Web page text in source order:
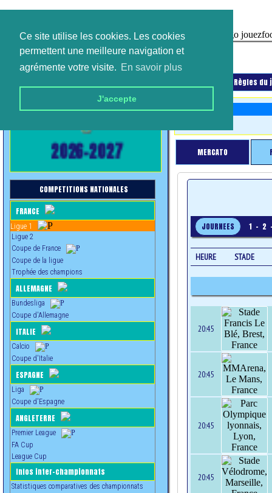
Ce site utilise les cookies. Les cookies
permettent une meilleure navigation et
agrémente votre visite. En savoir plus
J'accepte
Règles du
2026-2027
COMPETITIONS NATIONALES
FRANCE
Ligue 1
Ligue 2
Coupe de France
Coupe de la ligue
Trophée des champions
ALLEMAGNE
Bundesliga
Coupe d'Allemagne
ITALIE
Calcio
Coupe d'Italie
ESPAGNE
Liga
Coupe d'Espagne
ANGLETERRE
Premier League
FA Cup
League Cup
Infos inter-championnats
Statistiques comparatives des championnats
MERCATO
JOURNEES 1 - 2
HEURE STADE
20:45
20:45
20:45
20:45